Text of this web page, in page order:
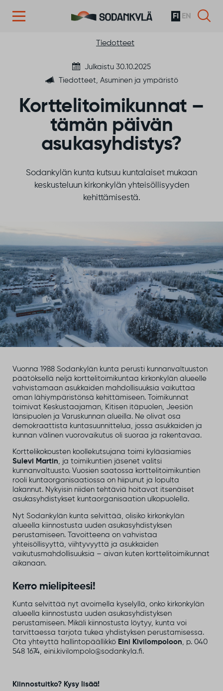
FI EN
Tiedotteet
Julkaistu 30.10.2025
Tiedotteet, Asuminen ja ympäristö
Korttelitoimikunnat –
tämän päivän
asukasyhdistys?
Sodankylän kunta kutsuu kuntalaiset mukaan
keskusteluun kirkonkylän yhteisöllisyyden
kehittämisestä.
Vuonna 1988 Sodankylän kunta perusti kunnanvaltuuston
päätöksellä neljä korttelitoimikuntaa kirkonkylän alueelle
vahvistamaan asukkaiden mahdollisuuksia vaikuttaa
oman lähiympäristönsä kehittämiseen. Toimikunnat
toimivat Keskustaajaman, Kitisen itäpuolen, Jeesiön
länsipuolen ja Varuskunnan alueilla. Ne olivat osa
demokraattista kuntasuunnittelua, jossa asukkaiden ja
kunnan välinen vuorovaikutus oli suoraa ja rakentavaa.
Korttelikokousten koollekutsujana toimi kyläasiamies
Sulevi Martin, ja toimikuntien jäsenet valitsi
kunnanvaltuusto. Vuosien saatossa korttelitoimikuntien
rooli kuntaorganisaatiossa on hiipunut ja lopulta
lakannut. Nykyisin niiden tehtäviä hoitavat itsenäiset
asukasyhdistykset kuntaorganisaation ulkopuolella.
Nyt Sodankylän kunta selvittää, olisiko kirkonkylän
alueella kiinnostusta uuden asukasyhdistyksen
perustamiseen. Tavoitteena on vahvistaa
yhteisöllisyyttä, viihtyvyyttä ja asukkaiden
vaikutusmahdollisuuksia – aivan kuten korttelitoimikunnat
aikanaan.
Kerro mielipiteesi!
Kunta selvittää nyt avoimella kyselyllä, onko kirkonkylän
alueella kiinnostusta uuden asukasyhdistyksen
perustamiseen. Mikäli kiinnostusta löytyy, kunta voi
tarvittaessa tarjota tukea yhdistyksen perustamisessa.
Ota yhteyttä hallintopäällikkö Eini Kivilompoloon , p. 040
548 1674, eini.kivilompolo@sodankyla.fi.
Kiinnostuitko? Kysy lisää!